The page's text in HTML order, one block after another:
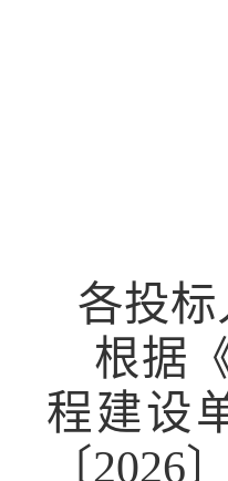
各投标
根据
程建设
〔2026